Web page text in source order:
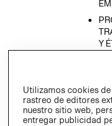
Y
Y
Utilizamos cookies
rastreo de editores
nuestro sitio web,
entregar publicidad